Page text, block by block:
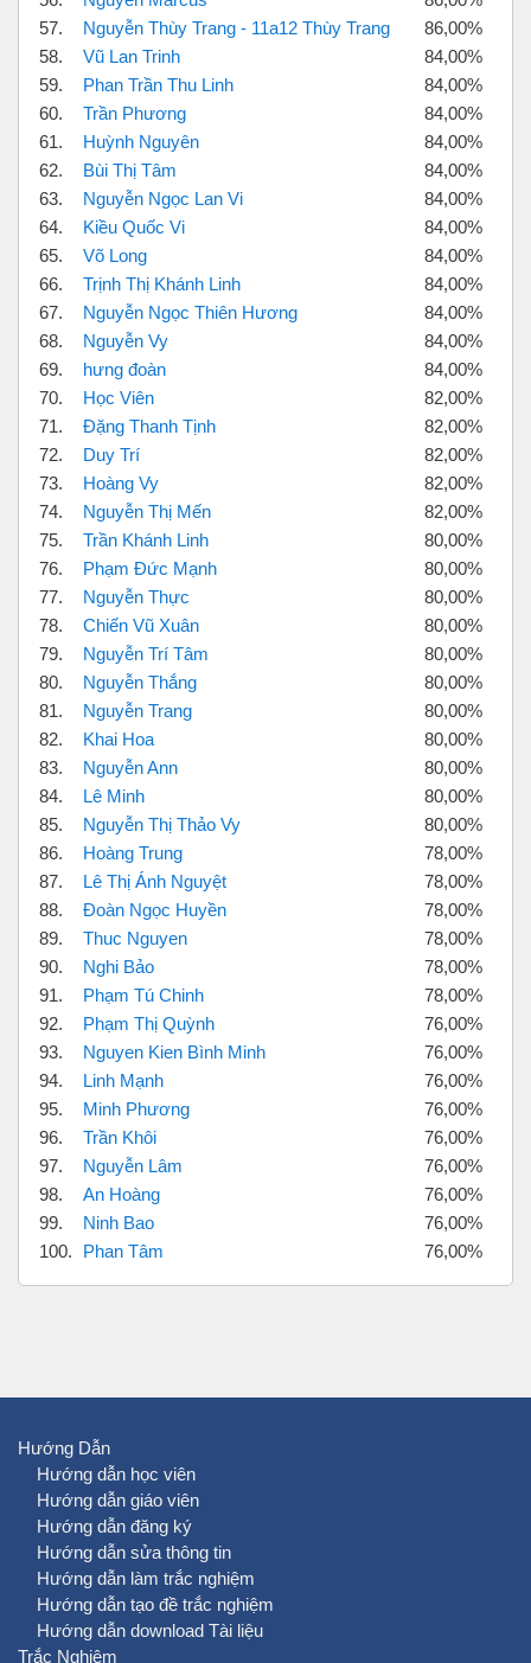
57.
Nguyễn Thùy Trang - 11a12 Thùy Trang
86,00%
58.
Vũ Lan Trinh
84,00%
59.
Phan Trần Thu Linh
84,00%
60.
Trần Phương
84,00%
61.
Huỳnh Nguyên
84,00%
62.
Bùi Thị Tâm
84,00%
63.
Nguyễn Ngọc Lan Vi
84,00%
64.
Kiều Quốc Vi
84,00%
65.
Võ Long
84,00%
66.
Trịnh Thị Khánh Linh
84,00%
67.
Nguyễn Ngọc Thiên Hương
84,00%
68.
Nguyễn Vy
84,00%
69.
hưng đoàn
84,00%
70.
Học Viên
82,00%
71.
Đặng Thanh Tịnh
82,00%
72.
Duy Trí
82,00%
73.
Hoàng Vy
82,00%
74.
Nguyễn Thị Mến
82,00%
75.
Trần Khánh Linh
80,00%
76.
Phạm Đức Mạnh
80,00%
77.
Nguyễn Thực
80,00%
78.
Chiến Vũ Xuân
80,00%
79.
Nguyễn Trí Tâm
80,00%
80.
Nguyễn Thắng
80,00%
81.
Nguyễn Trang
80,00%
82.
Khai Hoa
80,00%
83.
Nguyễn Ann
80,00%
84.
Lê Minh
80,00%
85.
Nguyễn Thị Thảo Vy
80,00%
86.
Hoàng Trung
78,00%
87.
Lê Thị Ánh Nguyệt
78,00%
88.
Đoàn Ngọc Huyền
78,00%
89.
Thuc Nguyen
78,00%
90.
Nghi Bảo
78,00%
91.
Phạm Tú Chinh
78,00%
92.
Phạm Thị Quỳnh
76,00%
93.
Nguyen Kien Bình Minh
76,00%
94.
Linh Mạnh
76,00%
95.
Minh Phương
76,00%
96.
Trần Khôi
76,00%
97.
Nguyễn Lâm
76,00%
98.
An Hoàng
76,00%
99.
Ninh Bao
76,00%
100.
Phan Tâm 76,00%
Hướng Dẫn
Hướng dẫn học viên
Hướng dẫn giáo viên
Hướng dẫn đăng ký
Hướng dẫn sửa thông tin
Hướng dẫn làm trắc nghiệm
Hướng dẫn tạo đề trắc nghiệm
Hướng dẫn download Tài liệu
Trắc Nghiệm